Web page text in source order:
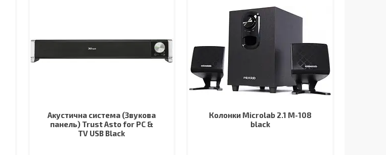
Акустична система (Звукова
панель) Trust Asto for PC &
TV USB Black
Колонки Microlab 2.1 M-108
black